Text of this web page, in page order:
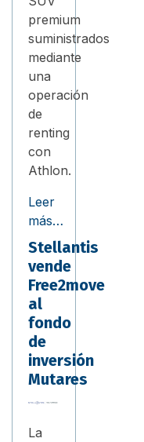
premium
suministrados
mediante
una
operación
de
renting
con
Athlon.
Leer
más…
Stellantis
vende
Free2move
al
fondo
de
inversión
Mutares
La